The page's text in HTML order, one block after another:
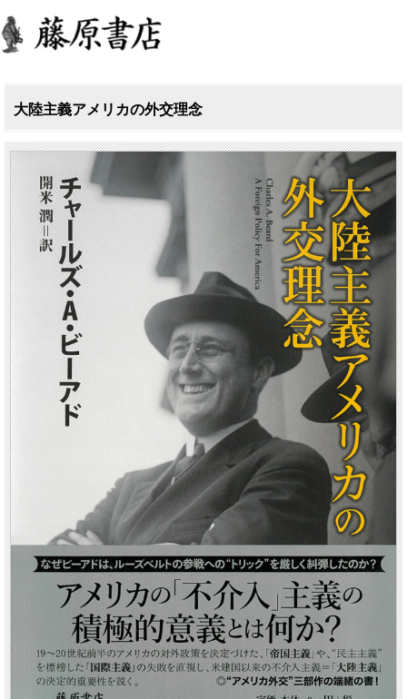
大陸主義アメリカの外交理念